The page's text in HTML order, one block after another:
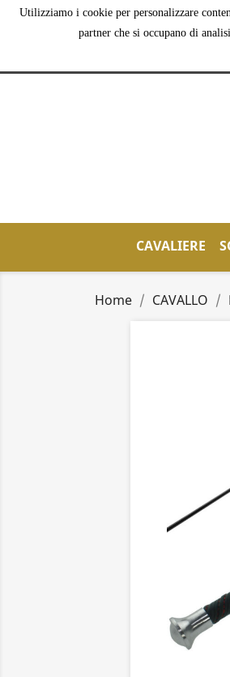
Utilizziamo i cookie per personalizzare
partner che si occupano di
CAVALIERE
Home CAVALLO